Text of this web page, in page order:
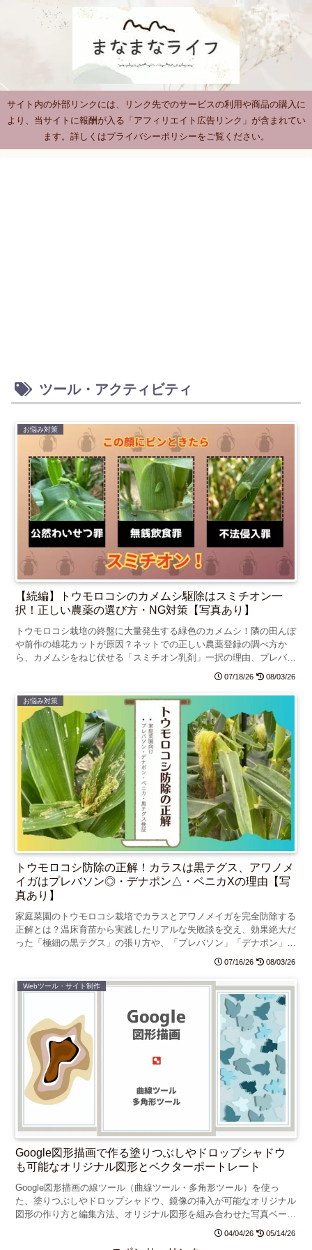
サイト内の外部リンクには、リンク先でのサービスの利用や商品の購入に
より、当サイトに報酬が入る「アフィリエイト広告リンク」が含まれてい
ます。詳しくはプライバシーポリシーをご覧ください。
ツール・アクティビティ
お悩み対策
【続編】トウモロコシのカメムシ駆除はスミチオン一
択！正しい農薬の選び方・NG対策【写真あり】
トウモロコシ栽培の終盤に大量発生する緑色のカメムシ！隣の田んぼ
や前作の雄花カットが原因？ネットでの正しい農薬登録の調べ方か
ら、カメムシをねじ伏せる「スミチオン乳剤」一択の理由、プレバソ
ンとの裏ワザW使いまで、失敗から学んだ対策を徹底解説！
07/18/26 08/03/26
お悩み対策
トウモロコシ防除の正解！カラスは黒テグス、アワノメ
イガはプレバソン◎・デナポン△・ベニカXの理由【写
真あり】
家庭菜園のトウモロコシ栽培でカラスとアワノメイガを完全防除する
正解とは？温床育苗から実践したリアルな失敗談を交え、効果絶大だ
った「極細の黒テグス」の張り方や、「プレバソン」「デナポン」
「ベニカ」の農薬効果をガチ比較！写真付きで分かりやすく解説しま
07/16/26 08/03/26
Webツール・サイト制作
Google図形描画で作る塗りつぶしやドロップシャドウ
も可能なオリジナル図形とベクターポートレート
Google図形描画の線ツール（曲線ツール・多角形ツール）を使っ
た、塗りつぶしやドロップシャドウ、鏡像の挿入が可能なオリジナル
図形の作り方と編集方法、オリジナル図形を組み合わせた写真ベース
04/04/26 05/14/26